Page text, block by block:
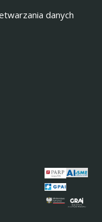
danych